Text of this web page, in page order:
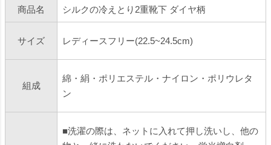
商品名 シルクの冷えとり2重靴下 ダイヤ柄
サイズ レディースフリー(22.5~24.5cm)
組成
綿・絹・ポリエステル・ナイロン・ポリウレタ
ン
■洗濯の際は、ネットに入れて押し洗いし、他の